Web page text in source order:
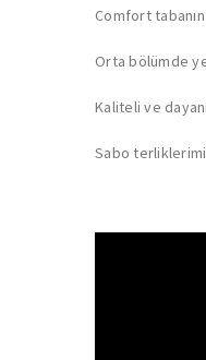
Comfort
Orta bölümde
Kaliteli ve
Sabo